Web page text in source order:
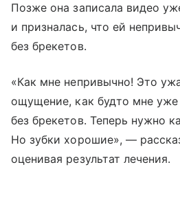
Позже она записала видео
и призналась, что ей
без брекетов.
«Как мне непривычно! Это
ощущение, как будто мне уже
без брекетов. Теперь нужно
Но зубки хорошие», —
оценивая результат лечения.